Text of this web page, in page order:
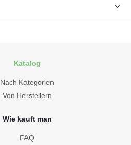
Katalog
Nach Kategorien
Von Herstellern
Wie kauft man
FAQ